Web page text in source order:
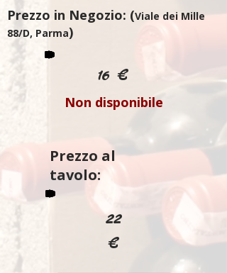
Prezzo in Negozio: (Viale dei Mille
88/D, Parma)
16 €
Non disponibile
Prezzo al
tavolo:
22
€